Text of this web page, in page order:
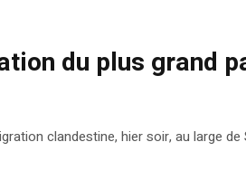
du plus grand
clandestine, hier soir, au large de